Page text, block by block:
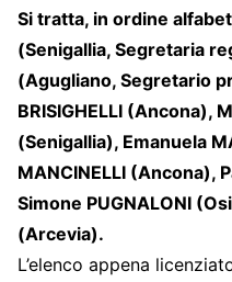
Si tratta, in ordine
(Senigallia, Segretaria
(Agugliano, Segretario
BRISIGHELLI (Ancona),
(Senigallia), Emanuela
MANCINELLI (Ancona),
Simone PUGNALONI
(Arcevia).
L’elenco appena